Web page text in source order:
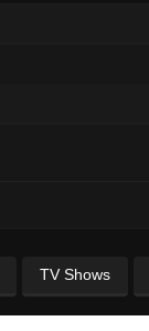
TV Shows